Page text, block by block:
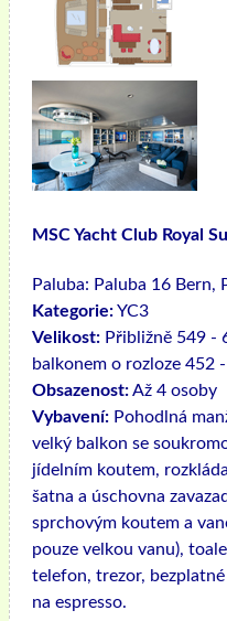
MSC Yacht Club Royal
Paluba: Paluba 16 Bern,
Kategorie:YC3
Velikost: Přibližně 549 -
balkonem o rozloze 452
Obsazenost:Až 4 osoby
Vybavení: Pohodlná
velký balkon se
jídelním koutem,
šatna a úschovna
sprchovým koutem a
pouze velkou vanu),
telefon, trezor,
na espresso.